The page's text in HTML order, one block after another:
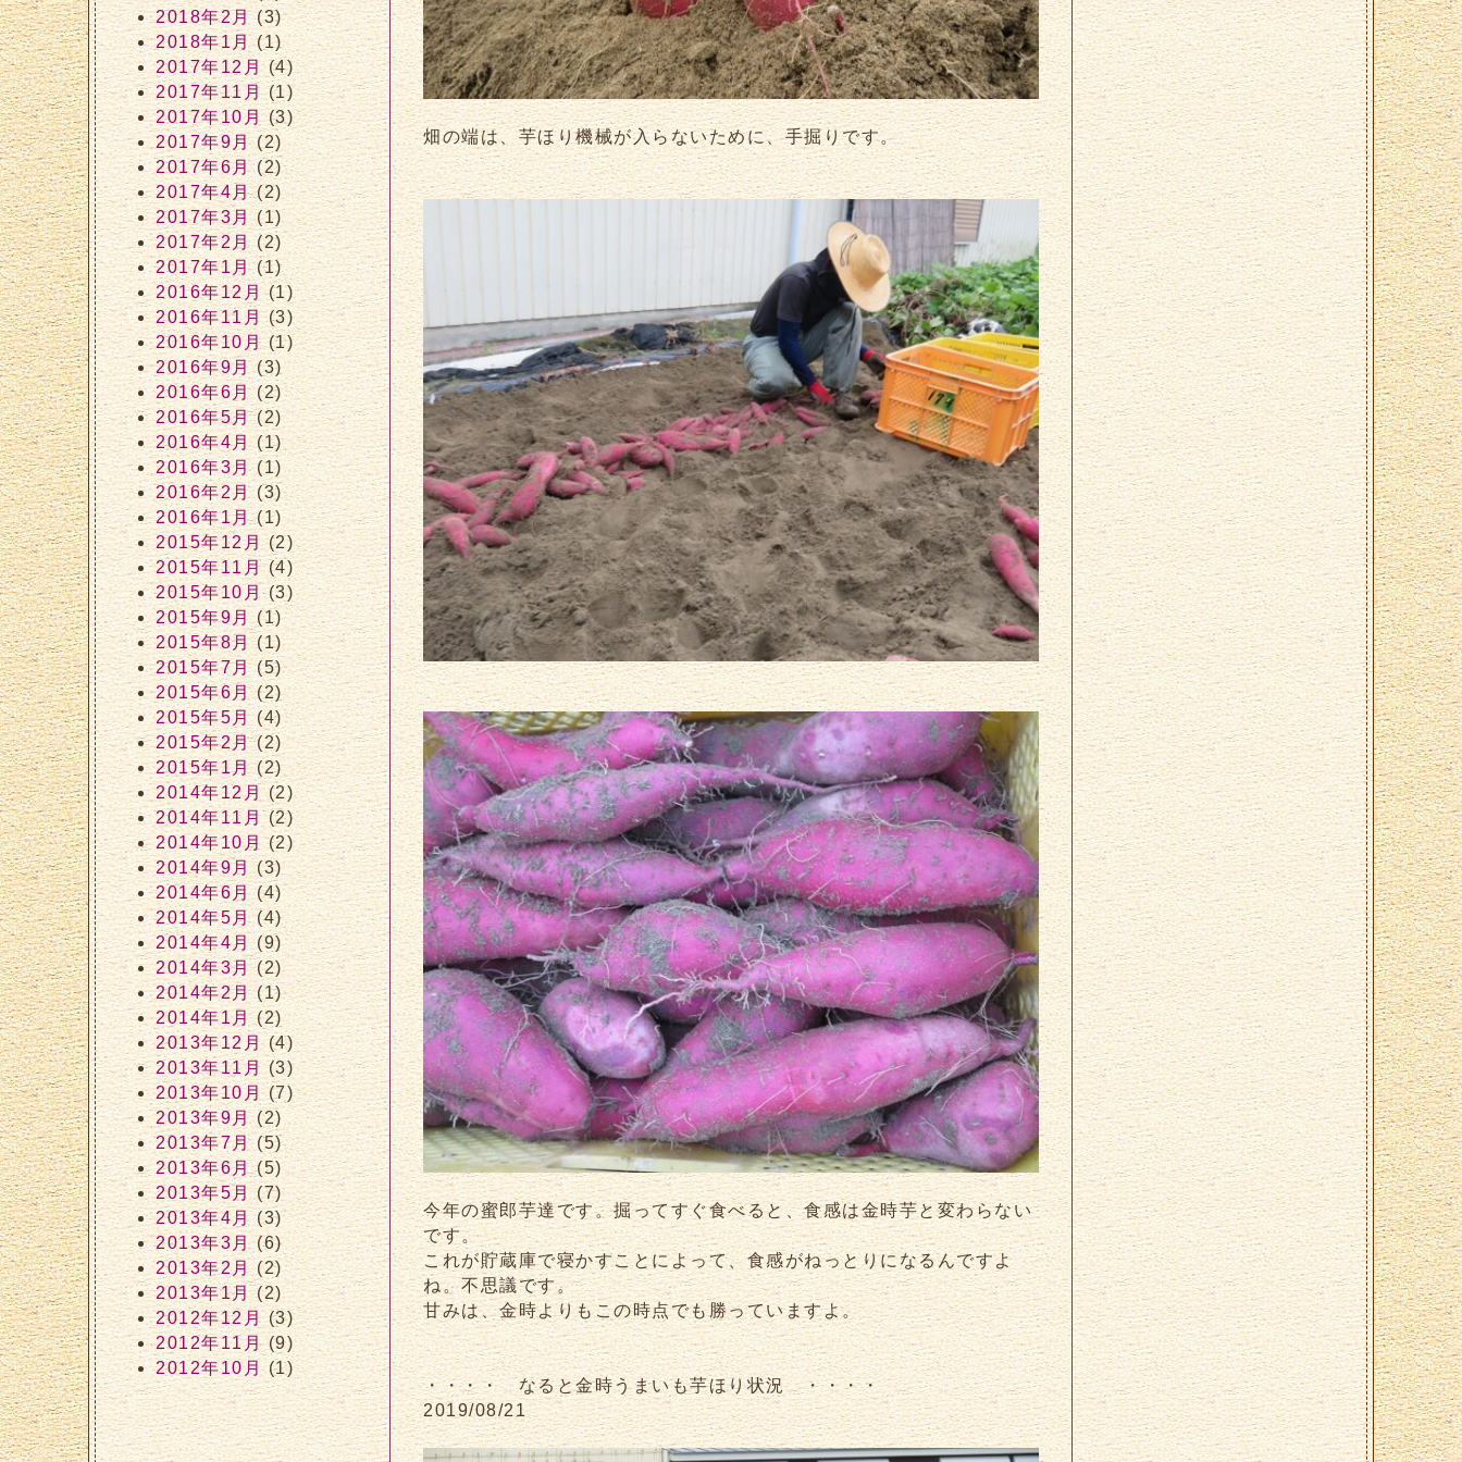
畑の端は、芋ほり機械が入らないために、手掘りです。
今年の蜜郎芋達です。掘ってすぐ食べると、食感は金時芋と変わらない
です。
これが貯蔵庫で寝かすことによって、食感がねっとりになるんですよ
ね。不思議です。
甘みは、金時よりもこの時点でも勝っていますよ。
・・・・ なると金時うまいも芋ほり状況 ・・・・
2019/08/21
2018年2月(3)
2018年1月(1)
2017年12月(4)
2017年11月(1)
2017年10月(3)
2017年9月(2)
2017年6月(2)
2017年4月(2)
2017年3月(1)
2017年2月(2)
2017年1月(1)
2016年12月(1)
2016年11月(3)
2016年10月(1)
2016年9月(3)
2016年6月(2)
2016年5月(2)
2016年4月(1)
2016年3月(1)
2016年2月(3)
2016年1月(1)
2015年12月(2)
2015年11月(4)
2015年10月(3)
2015年9月(1)
2015年8月(1)
2015年7月(5)
2015年6月(2)
2015年5月(4)
2015年2月(2)
2015年1月 (2)
2014年12月(2)
2014年11月(2)
2014年10月(2)
2014年9月(3)
2014年6月(4)
2014年5月(4)
2014年4月(9)
2014年3月(2)
2014年2月(1)
2014年1月(2)
2013年12月(4)
2013年11月(3)
2013年10月(7)
2013年9月(2)
2013年7月(5)
2013年6月(5)
2013年5月(7)
2013年4月(3)
2013年3月(6)
2013年2月(2)
2013年1月(2)
2012年12月(3)
2012年11月(9)
2012年10月(1)